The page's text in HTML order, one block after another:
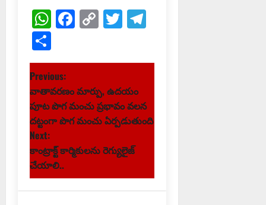
WhatsApp
Facebook
Copy
Link
Twitter
Share
P
o
s
t
n
Previous:
వాతావరణం మార్పు, ఉదయం
పూట పొగ మంచు ప్రభావం వలన
దట్టంగా పొగ మంచు ఏర్పడుతుంది
Next:
కాంట్రాక్ట్ కార్మికులను రెగ్యులైజ్
చేయాలి..